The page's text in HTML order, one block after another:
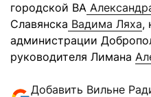
городской ВА
Славянска Вадима Ляха,
администрации
руководителя Лимана
Добавить Вильне